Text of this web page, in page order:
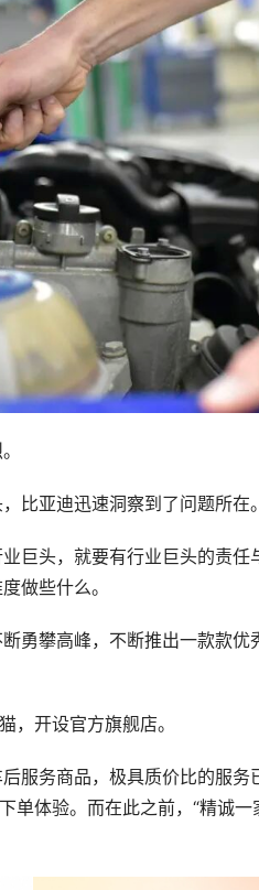
比亚迪迅速洞察到了问题所在。
巨头，就要有行业巨头的责
做些什么。
勇攀高峰，不断推出一款款
，开设官方旗舰店。
服务商品，极具质价比的服
单体验。而在此之前，“精诚